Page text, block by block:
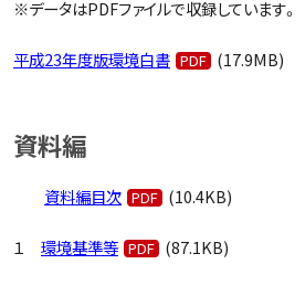
※データはPDFファイルで収録しています。
平成23年度版環境白書 (17.9MB)
資料編
資料編目次 (10.4KB)
１ 環境基準等 (87.1KB)